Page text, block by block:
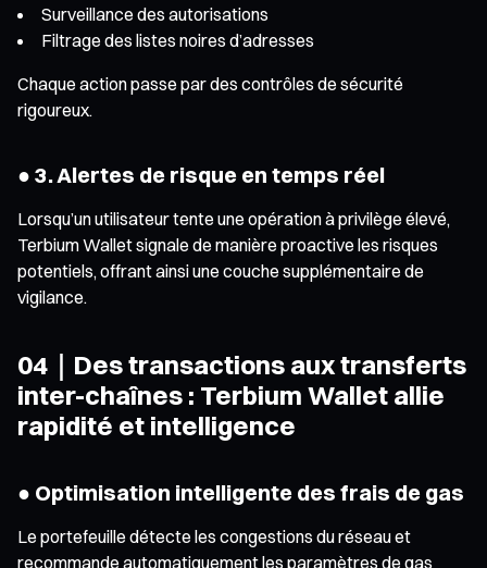
Surveillance des autorisations
Filtrage des listes noires d’adresses
Chaque action passe par des contrôles de sécurité
rigoureux.
● 3. Alertes de risque en temps réel
Lorsqu’un utilisateur tente une opération à privilège élevé,
Terbium Wallet signale de manière proactive les risques
potentiels, offrant ainsi une couche supplémentaire de
vigilance.
04｜Des transactions aux transferts
inter-chaînes : Terbium Wallet allie
rapidité et intelligence
● Optimisation intelligente des frais de gas
Le portefeuille détecte les congestions du réseau et
recommande automatiquement les paramètres de gas